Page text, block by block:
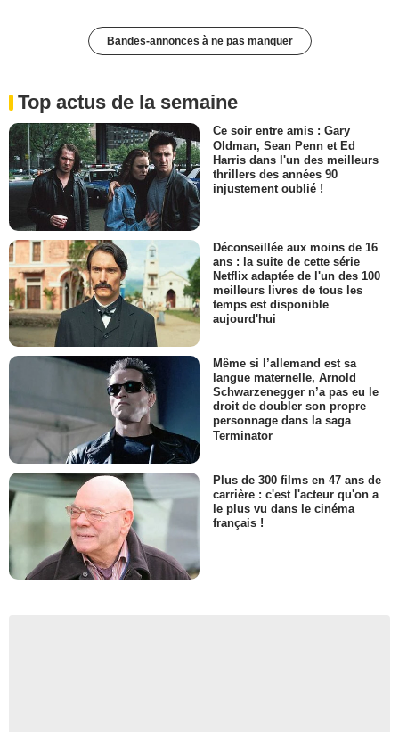
Bandes-annonces à ne pas manquer
Top actus de la semaine
Ce soir entre amis : Gary
Oldman, Sean Penn et Ed
Harris dans l'un des meilleurs
thrillers des années 90
injustement oublié !
Déconseillée aux moins de 16
ans : la suite de cette série
Netflix adaptée de l'un des 100
meilleurs livres de tous les
temps est disponible
aujourd'hui
Même si l’allemand est sa
langue maternelle, Arnold
Schwarzenegger n’a pas eu le
droit de doubler son propre
personnage dans la saga
Terminator
Plus de 300 films en 47 ans de
carrière : c'est l'acteur qu'on a
le plus vu dans le cinéma
français !